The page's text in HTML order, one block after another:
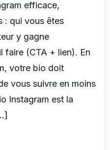
efficace,
: qui vous êtes
y gagne
faire (CTA + lien). En
votre bio doit
vous suivre en moins
Instagram est la